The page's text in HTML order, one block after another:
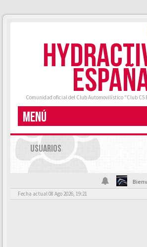
Comunidad oficial del Club Automovilístico "Club C5
MENÚ
USUARIOS
Fecha actual 08 Ago 2026, 19:21